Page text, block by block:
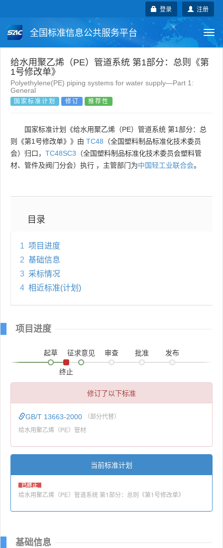
注册
登录
全国标准信息公共服务平台
国家标准 行业标准 地方标准
团体标准 企业标准 国际标准
给水用聚乙烯（PE）管道系统 第1部分：总则《第
1号修改单》
Polyethylene(PE) piping systems for water supply—Part 1:
General
国家标准计划 修订 推荐性
国家标准计划《给水用聚乙烯（PE）管道系统 第1部分：总
则《第1号修改单》》由 TC48 （全国塑料制品标准化技术委员
会）归口， TC48SC3 （全国塑料制品标准化技术委员会塑料管
材、管件及阀门分会）执行 ，主管部门为中国轻工业联合会。
目录
1 项目进度
2 基础信息
3 采标情况
4 相近标准(计划)
项目进度
起草 征求意见
终止
审查 批准 发布
修订了以下标准
GB/T 13663-2000 （部分代替）
给水用聚乙烯（PE）管材
当前标准计划
已终止
给水用聚乙烯（PE）管道系统 第1部分：总则《第1号修改单》
基础信息